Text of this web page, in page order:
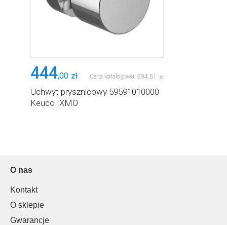
444,00 zł Cena katalogowa: 594,61 zł
Uchwyt prysznicowy 59591010000
Keuco IXMO
O nas
Kontakt
O sklepie
Gwarancje